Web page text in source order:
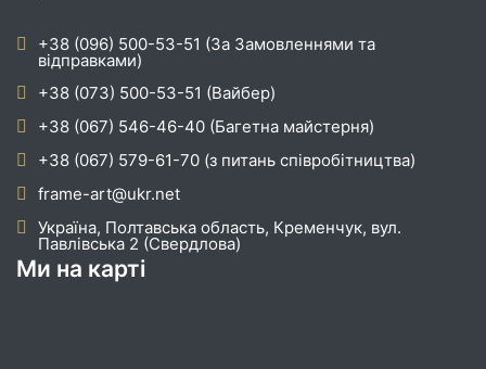
+38 (096) 500-53-51 (За Замовленнями та
відправками)
+38 (073) 500-53-51 (Вайбер)
+38 (067) 546-46-40 (Багетна майстерня)
+38 (067) 579-61-70 (з питань співробітництва)
frame-art@ukr.net
Україна, Полтавська область, Кременчук, вул.
Павлівська 2 (Свердлова)
Ми на карті